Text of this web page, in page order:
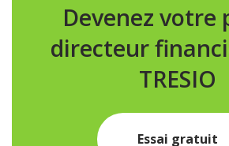
Devenez votre
directeur
TRESIO
Essai gratuit